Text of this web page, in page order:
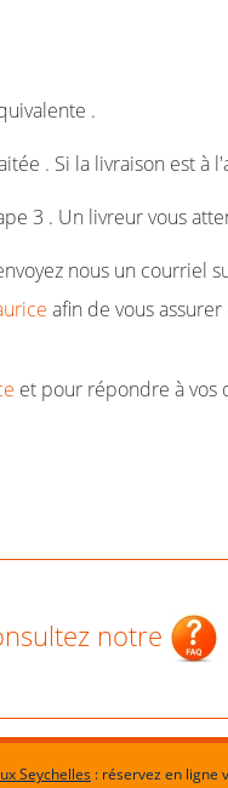
.
. Si la livraison est à
3 . Un livreur vous
nous un courriel
afin de vous
et pour répondre à vos
notre
Seychelles : réservez en ligne